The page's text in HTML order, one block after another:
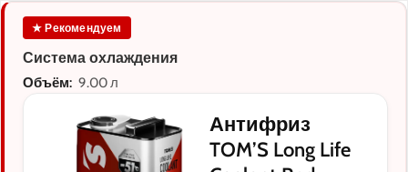
★ Рекомендуем
Система охлаждения
Объём: 9.00 л
Антифриз
TOM’S Long Life